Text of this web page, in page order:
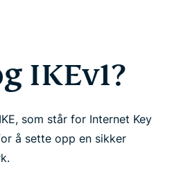
IKEv1?
som står for Internet Key
å sette opp en sikker